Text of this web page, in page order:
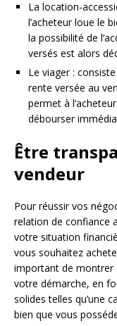
La location-
l’acheteur loue le
la possibilité de
versés est alors
Le viager :
rente versée au
permet à
débourser
Être
vendeur
Pour réussir vos
relation de confiance
votre situation
vous souhaitez
important de montrer
votre démarche, en
solides telles qu’une
bien que vous